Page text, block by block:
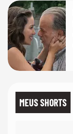
MEUS SHORTS